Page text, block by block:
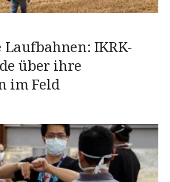
IKRK-
über ihre
im Feld